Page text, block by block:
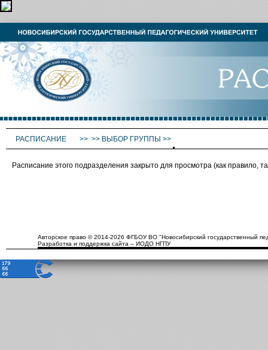
РАСПИСАНИЕ >> >> ВЫБОР ГРУППЫ >>
Расписание этого подразделения закрыто для просмотра (как
Авторское право © 2014-2026 ФГБОУ ВО "Новосибирский государственный
Разработка и поддержка сайта – ИОДО НГПУ